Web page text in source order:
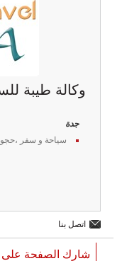
وكالة طيبة
جدة
سياحة و سفر
اتصل بنا
شارك الصفحة على